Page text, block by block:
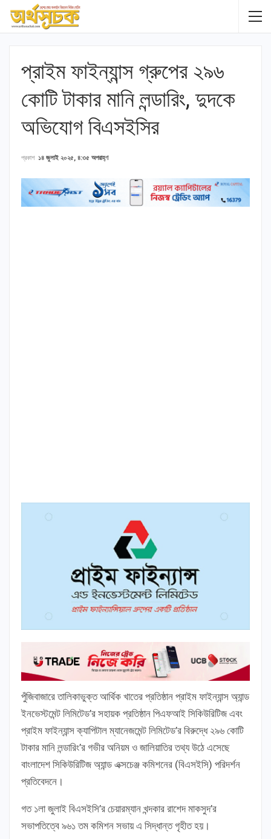
প্রাইম ফাইন্যান্স গ্রুপের ২৯৬
কোটি টাকার মানি লন্ডারিং, দুদকে
অভিযোগ বিএসইসির
প্রকাশ ১৪ জুলাই ২০২৫, ৪:৩৫ অপরাহ্ণ
পুঁজিবাজারে তালিকাভুক্ত আর্থিক খাতের প্রতিষ্ঠান প্রাইম ফাইন্যান্স অ্যান্ড
ইনভেস্টমেন্ট লিমিটেড’র সহায়ক প্রতিষ্ঠান পিএফআই সিকিউরিটিজ এবং
প্রাইম ফাইন্যান্স ক্যাপিটাল ম্যানেজমেন্ট লিমিটেড’র বিরুদ্ধে ২৯৬ কোটি
টাকার মানি লন্ডারিং’র গভীর অনিয়ম ও জালিয়াতির তথ্য উঠে এসেছে
বাংলাদেশ সিকিউরিটিজ অ্যান্ড এক্সচেঞ্জ কমিশনের (বিএসইসি) পরিদর্শন
প্রতিবেদনে।
গত ১লা জুলাই বিএসইসি’র চেয়ারম্যান খন্দকার রাশেদ মাকসুদ’র
সভাপতিত্বে ৯৬১ তম কমিশন সভায় এ সিদ্ধান্ত গৃহীত হয়।